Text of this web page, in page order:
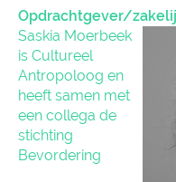
Opdrachtgever/
Saskia Moerbeek
is Cultureel
Antropoloog en
heeft samen met
een collega de
stichting
Bevordering